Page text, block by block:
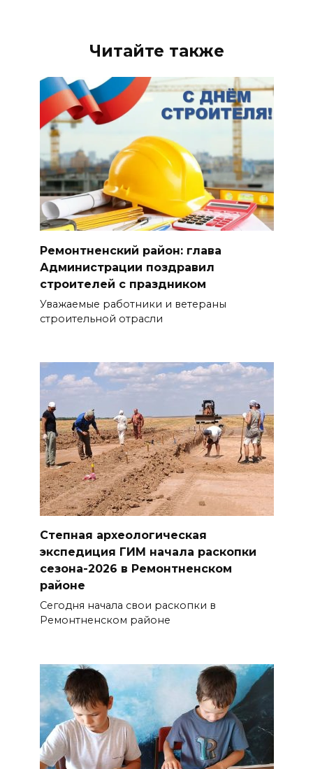
Читайте также
Ремонтненский район: глава
Администрации поздравил
строителей с праздником
Уважаемые работники и ветераны
строительной отрасли
Степная археологическая
экспедиция ГИМ начала раскопки
сезона-2026 в Ремонтненском
районе
Сегодня начала свои раскопки в
Ремонтненском районе